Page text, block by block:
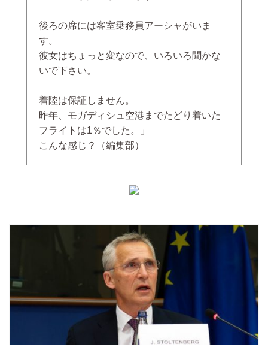
後ろの席には客室乗務員アーシャがいま
す。
彼女はちょっと変なので、いろいろ聞かな
いで下さい。
着陸は保証しません。
昨年、モガディシュ空港までたどり着いた
フライトは1％でした。」
こんな感じ？（編集部）